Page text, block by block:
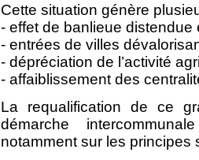
Cette situation génère
- effet de banlieue distendue
- entrées de villes
- dépréciation de l’activité
- affaiblissement des
La requalification de ce
démarche
notamment sur les principes